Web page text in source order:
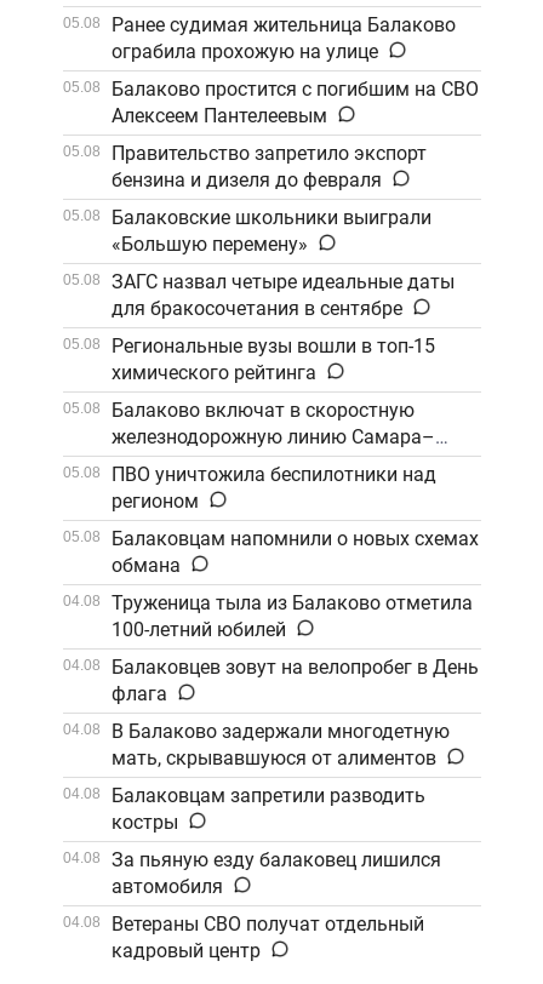
05.08
Ранее судимая жительница Балаково
ограбила прохожую на улице
05.08
Балаково простится с погибшим на СВО
Алексеем Пантелеевым
05.08
Правительство запретило экспорт
бензина и дизеля до февраля
05.08
Балаковские школьники выиграли
«Большую перемену»
05.08
ЗАГС назвал четыре идеальные даты
для бракосочетания в сентябре
05.08
Региональные вузы вошли в топ-15
химического рейтинга
05.08
Балаково включат в скоростную
железнодорожную линию Самара–
Саратов
05.08
ПВО уничтожила беспилотники над
регионом
05.08
Балаковцам напомнили о новых схемах
обмана
04.08
Труженица тыла из Балаково отметила
100-летний юбилей
04.08
Балаковцев зовут на велопробег в День
флага
04.08
В Балаково задержали многодетную
мать, скрывавшуюся от алиментов
04.08
Балаковцам запретили разводить
костры
04.08
За пьяную езду балаковец лишился
автомобиля
04.08
Ветераны СВО получат отдельный
кадровый центр